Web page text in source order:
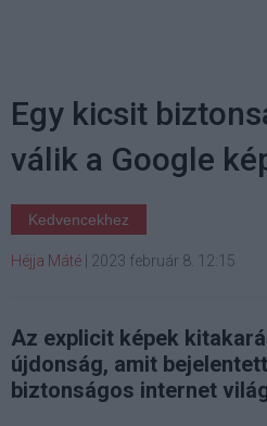
Egy kicsit
válik a Google
Kedvencekhez
Héjja Máté 2023 február 8. 12:15
Az explicit képek
újdonság, amit
biztonságos internet